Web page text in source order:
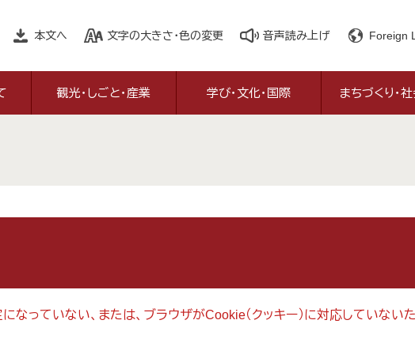
本文へ 文字の大きさ・色の変更 音声読み上げ Foreign
観光・しごと・産業 学び・文化・国際 まちづくり・
なっていない、または、ブラウザがCookie（クッキー）に対応していない